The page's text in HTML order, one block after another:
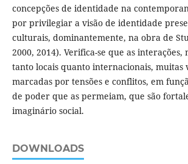
concepções de identidade na
por privilegiar a visão de identidade
culturais, dominantemente, na obra de
2000, 2014). Verifica-se que as interações,
tanto locais quanto internacionais, muitas
marcadas por tensões e conflitos, em
de poder que as permeiam, que são
imaginário social.
DOWNLOADS